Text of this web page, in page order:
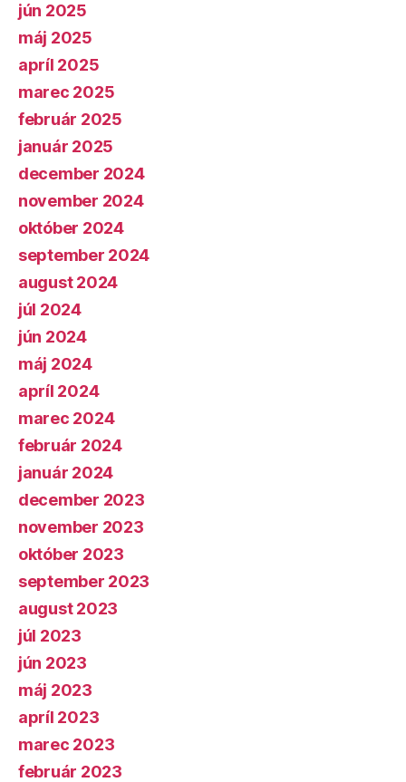
jún 2025
máj 2025
apríl 2025
marec 2025
február 2025
január 2025
december 2024
november 2024
október 2024
september 2024
august 2024
júl 2024
jún 2024
máj 2024
apríl 2024
marec 2024
február 2024
január 2024
december 2023
november 2023
október 2023
september 2023
august 2023
júl 2023
jún 2023
máj 2023
apríl 2023
marec 2023
február 2023